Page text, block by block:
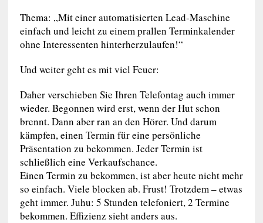
Thema: „Mit einer automatisierten Lead-Maschine
einfach und leicht zu einem prallen Terminkalender
ohne Interessenten hinterherzulaufen!“
Und weiter geht es mit viel Feuer:
Daher verschieben Sie Ihren Telefontag auch immer
wieder. Begonnen wird erst, wenn der Hut schon
brennt. Dann aber ran an den Hörer. Und darum
kämpfen, einen Termin für eine persönliche
Präsentation zu bekommen. Jeder Termin ist
schließlich eine Verkaufschance.
Einen Termin zu bekommen, ist aber heute nicht mehr
so einfach. Viele blocken ab. Frust! Trotzdem – etwas
geht immer. Juhu: 5 Stunden telefoniert, 2 Termine
bekommen. Effizienz sieht anders aus.